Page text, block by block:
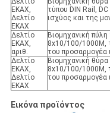
ΕΚΑΧ,
Δελτίο
ΕΚΑΧ
τύπου DIN Rail,
ισχύος και της
Δελτίο
ΕΚΑΧ,
αριθ.
Βιομηχανική
8x10/100/1000M,
του προσαρμογέα
Δελτίο
ΕΚΑΧ,
Δελτίο
ΕΚΑΧ
Βιομηχανική
8x10/100/1000M,
του προσαρμογέα
Εικόνα προϊόντος